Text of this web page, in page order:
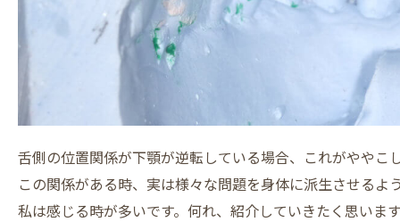
舌側の位置関係が下顎が逆転している場合、これがややこ
この関係がある時、実は様々な問題を身体に派生させるよ
私は感じる時が多いです。何れ、紹介していきたく思いま